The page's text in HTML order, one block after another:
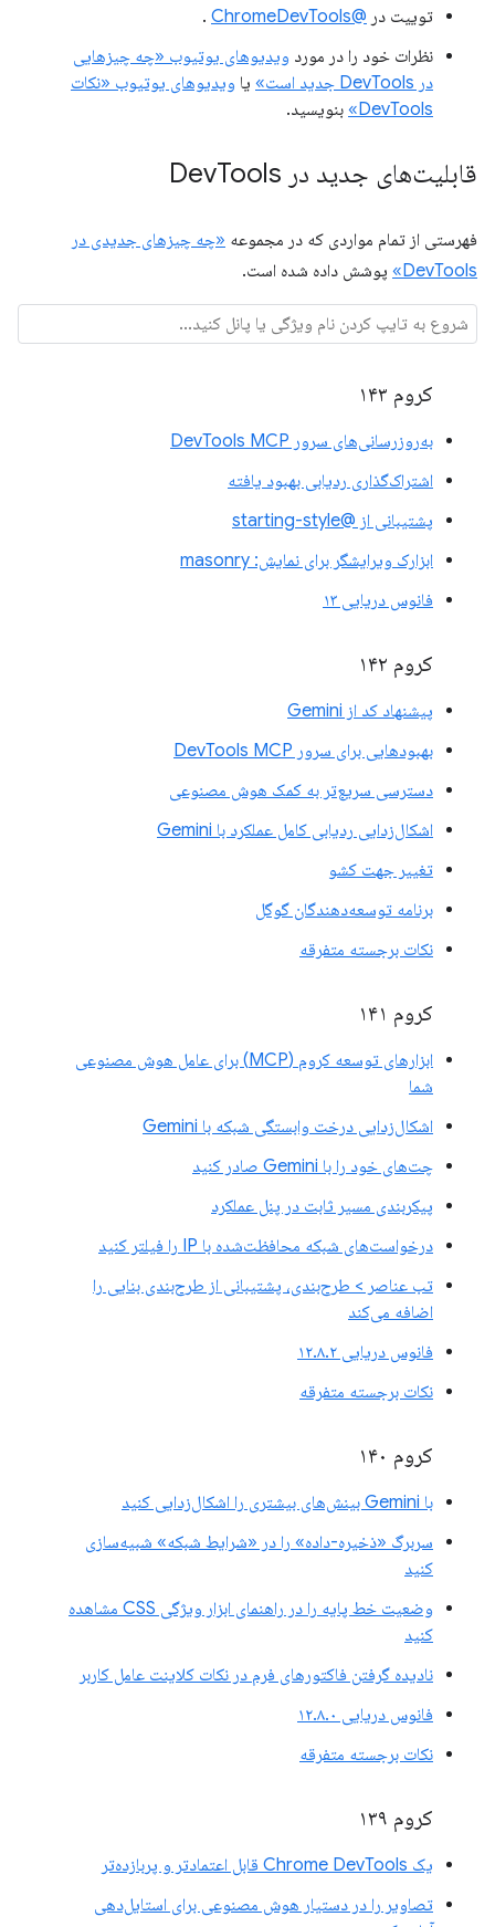
توییت در @ChromeDevTools
.
نظرات خود را در مورد ویدیوهای یوتیوب «چه چیزهایی
در DevTools جدید است»
یا ویدیوهای یوتیوب «نکات
DevTools»
بنویسید.
قابلیت‌های جدید در Dev Tools
فهرستی از تمام مواردی که در مجموعه «چه چیزهای جدیدی در
DevTools»
پوشش داده شده است.
کروم ۱۴۳
به‌روزرسانی‌های سرور DevTools MCP
اشتراک‌گذاری ردیابی بهبود یافته
پشتیبانی از @starting-style
ابزارک ویرایشگر برای نمایش: masonry
فانوس دریایی ۱۳
کروم ۱۴۲
پیشنهاد کد از Gemini
بهبودهایی برای سرور DevTools MCP
دسترسی سریع‌تر به کمک هوش مصنوعی
اشکال‌زدایی ردیابی کامل عملکرد با Gemini
تغییر جهت کشو
برنامه توسعه‌دهندگان گوگل
نکات برجسته متفرقه
کروم ۱۴۱
ابزارهای توسعه کروم (MCP) برای عامل هوش مصنوعی
شما
اشکال‌زدایی درخت وابستگی شبکه با Gemini
چت‌های خود را با Gemini صادر کنید
پیکربندی مسیر ثابت در پنل عملکرد
درخواست‌های شبکه محافظت‌شده با IP را فیلتر کنید
تب عناصر > طرح‌بندی، پشتیبانی از طرح‌بندی بنایی را
اضافه می‌کند
فانوس دریایی ۱۲.۸.۲
نکات برجسته متفرقه
کروم ۱۴۰
با Gemini بینش‌های بیشتری را اشکال‌زدایی کنید
سربرگ «ذخیره-داده» را در «شرایط شبکه» شبیه‌سازی
کنید
وضعیت خط پایه را در راهنمای ابزار ویژگی CSS مشاهده
کنید
نادیده گرفتن فاکتورهای فرم در نکات کلاینت عامل کاربر
فانوس دریایی ۱۲.۸.۰
نکات برجسته متفرقه
کروم ۱۳۹
یک Chrome DevTools قابل اعتمادتر و پربازده‌تر
تصاویر را در دستیار هوش مصنوعی برای استایل‌دهی